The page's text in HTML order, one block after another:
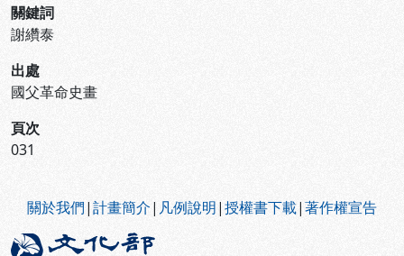
關鍵詞
謝纘泰
出處
國父革命史畫
頁次
031
關於我們|計畫簡介| 凡例說明|授權書下載|著作權宣告